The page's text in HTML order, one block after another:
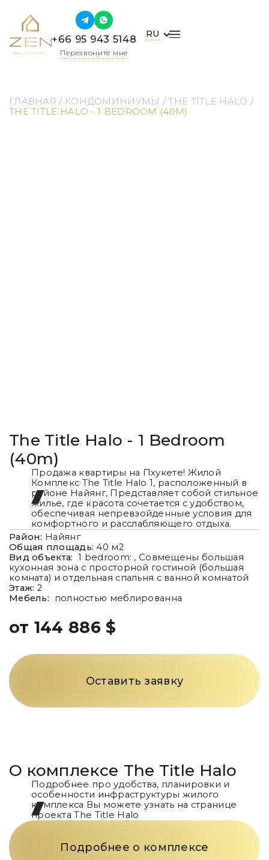
+66 95 943 5148
Перезвоните мне
RU
ГЛАВНАЯ / КОНДОМИНИУМЫ / THE TITLE HALO /
THE TITLE HALO - 1 BEDROOM (40M)
The Title Halo - 1 Bedroom
(40m)
Продажа квартиры на Пхукете! Жилой
Комплекс The Title Halo 1, расположенный в
районе Найянг, Представляет собой стильное
жилье, где красота сочетается с удобством,
обеспечивая непревзойденные условия для
комфортного и расслабляющего отдыха.
Район: Найянг
Общая площадь:40 м2
Вид объекта:1 bedroom: , Совмещены большая
кухонная зона с просторной гостиной (большая
комната) и отдельная спальня с ванной комнатой
Этаж: 2
Мебель: полностью меблированна
от 144 886 $
Оставить заявку
О комплексе The Title Halo
Подробнее про удобства, планировки и
особенности инфраструктуры жилого
комплекса Вы можете узнать на странице
проектаThe Title Halo
Подробнее о комплексе